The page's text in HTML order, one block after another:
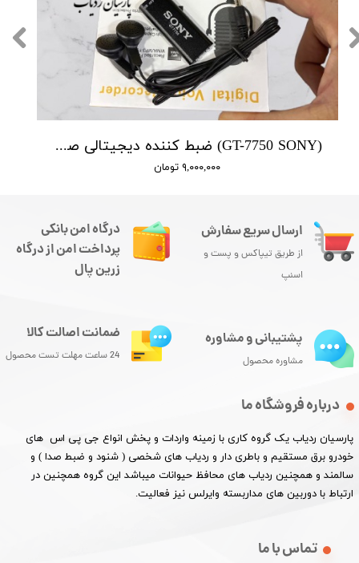
(GT-7750 SONY) ضبط کننده دیجیتالی صدا سونی - 16 گیگابایت - دارای سنسور صدا
۹,۰۰۰,۰۰۰ تومان
ارسال سریع سفارش
از طریق تیپاکس و پست و
اسنپ
درباره فروشگاه ما
پارسیان ردیاب یک گروه کاری با زمینه واردات و پخش انواع جی پی اس های
خودرو برق مستقیم و باطری دار و ردیاب های شخصی ( شنود و ضبط صدا ) و
سالمند و همچنین ردیاب های محافظ حیوانات میباشد این گروه همچنین در
ارتباط با دوربین های مداربسته وایرلس نیز فعالیت.​​​​​​​
تماس با ما
درگاه امن بانکی
پرداخت امن از درگاه
زرین پال
پشتیبانی و مشاوره
مشاوره محصول
ضمانت اصالت کالا
24 ساعت مهلت تست محصول